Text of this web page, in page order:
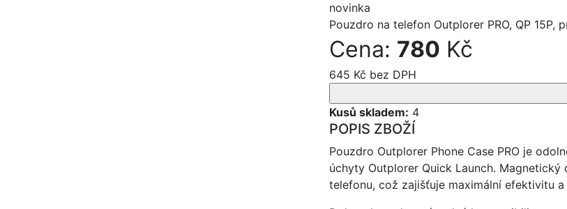
novinka
Pouzdro na telefon Outplorer PRO, QP 15P,
Cena: 780 Kč
645 Kč bez DPH
Kusů skladem: 4
POPIS ZBOŽÍ
Pouzdro Outplorer Phone Case PRO je
úchyty Outplorer Quick Launch.
telefonu, což zajišťuje maximální efektivitu